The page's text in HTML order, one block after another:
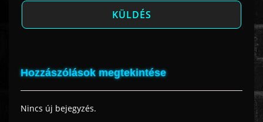
Hozzászólások megtekintése
Nincs új bejegyzés.